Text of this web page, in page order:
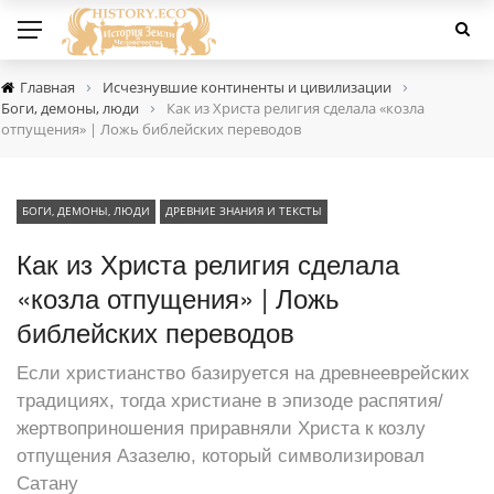
Главная › Исчезнувшие континенты и цивилизации ›
Боги, демоны, люди ›
Как из Христа религия сделала «козла
отпущения» | Ложь библейских переводов
БОГИ, ДЕМОНЫ, ЛЮДИ ДРЕВНИЕ ЗНАНИЯ И ТЕКСТЫ
Как из Христа религия сделала
«козла отпущения» | Ложь
библейских переводов
Если христианство базируется на древнееврейских
традициях, тогда христиане в эпизоде распятия/
жертвоприношения приравняли Христа к козлу
отпущения Азазелю, который символизировал
Сатану